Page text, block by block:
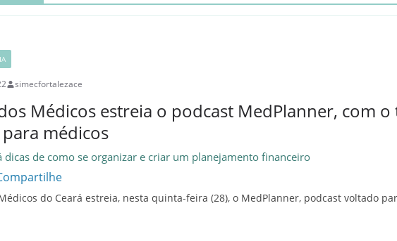
simecfortalezace
Médicos estreia o podcast MedPlanner, com o
médicos
dicas de como se organizar e criar um planejamento financeiro
do Ceará estreia, nesta quinta-feira (28), o MedPlanner, podcast voltado